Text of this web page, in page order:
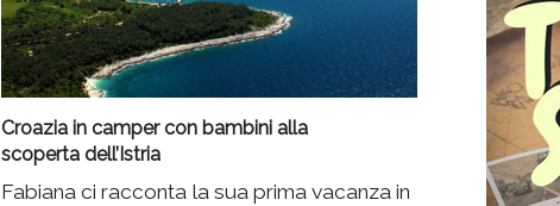
Croazia in camper con bambini alla
scoperta dell’Istria
Fabiana ci racconta la sua prima vacanza in